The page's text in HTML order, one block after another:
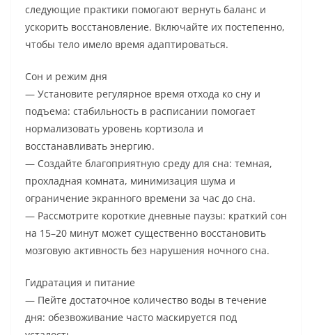
следующие практики помогают вернуть баланс и
ускорить восстановление. Включайте их постепенно,
чтобы тело имело время адаптироваться.
Сон и режим дня
— Установите регулярное время отхода ко сну и
подъема: стабильность в расписании помогает
нормализовать уровень кортизола и
восстанавливать энергию.
— Создайте благоприятную среду для сна: темная,
прохладная комната, минимизация шума и
ограничение экранного времени за час до сна.
— Рассмотрите короткие дневные паузы: краткий сон
на 15–20 минут может существенно восстановить
мозговую активность без нарушения ночного сна.
Гидратация и питание
— Пейте достаточное количество воды в течение
дня: обезвоживание часто маскируется под